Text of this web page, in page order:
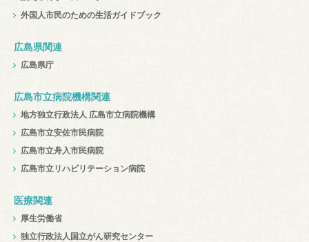
外国人市民のための生活ガイドブック
広島県関連
広島県庁
広島市立病院機構関連
地方独立行政法人 広島市立病院機構
広島市立安佐市民病院
広島市立舟入市民病院
広島市立リハビリテーション病院
医療関連
厚生労働省
独立行政法人国立がん研究センター